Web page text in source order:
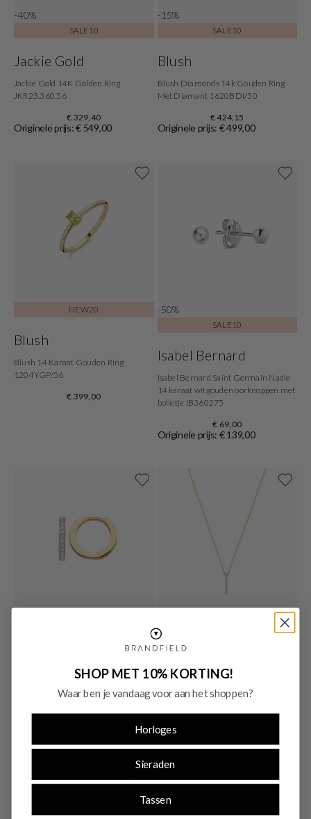
-40%
SALE10
Jackie Gold
Jackie Gold 14K Golden Ring
JKR23.360.56
€ 329,40
Originele prijs: € 549,00
-15%
SALE10
Blush
Blush Diamonds 14k Gouden Ring
Met Diamant 1620BDI/50
€ 424,15
Originele prijs: € 499,00
NEW20
Blush
Blush 14 Karaat Gouden Ring
1204YGP/56
€ 399,00
-50%
SALE10
Isabel Bernard
Isabel Bernard Saint Germain Nadie
14 karaat witgouden oorknoppen met
bolletje IB360275
€ 69,00
Originele prijs: € 139,00
Blush Diamonds 14 Karaat Gouden
Oorbellen Met Diamant 7612BDI
karaat gouden collier met diamant
SHOP MET 10% KORTING!
Waar ben je vandaag voor aan het shoppen?
Horloges
Sieraden
Tassen